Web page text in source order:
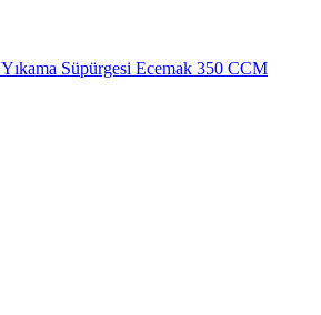
Süpürgesi Ecemak 350 CCM